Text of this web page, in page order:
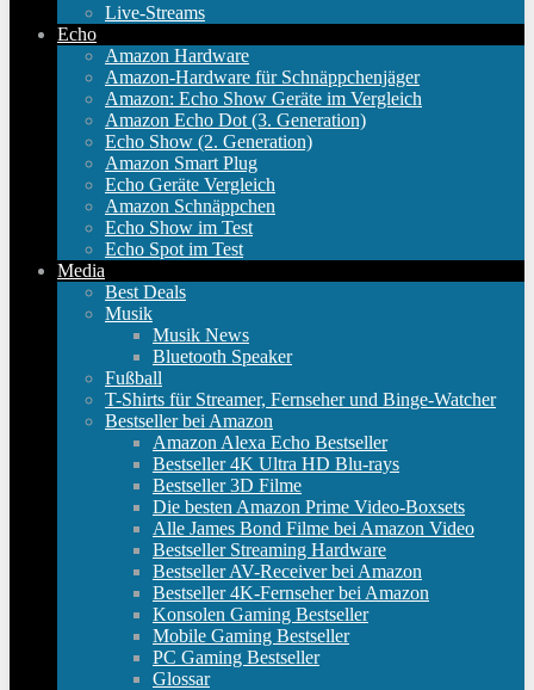
Live-Streams
Echo
Amazon Hardware
Amazon-Hardware für Schnäppchenjäger
Amazon: Echo Show Geräte im Vergleich
Amazon Echo Dot (3. Generation)
Echo Show (2. Generation)
Amazon Smart Plug
Echo Geräte Vergleich
Amazon Schnäppchen
Echo Show im Test
Echo Spot im Test
Media
Best Deals
Musik
Musik News
Bluetooth Speaker
Fußball
T-Shirts für Streamer, Fernseher und Binge-Watcher
Bestseller bei Amazon
Amazon Alexa Echo Bestseller
Bestseller 4K Ultra HD Blu-rays
Bestseller 3D Filme
Die besten Amazon Prime Video-Boxsets
Alle James Bond Filme bei Amazon Video
Bestseller Streaming Hardware
Bestseller AV-Receiver bei Amazon
Bestseller 4K-Fernseher bei Amazon
Konsolen Gaming Bestseller
Mobile Gaming Bestseller
PC Gaming Bestseller
Glossar